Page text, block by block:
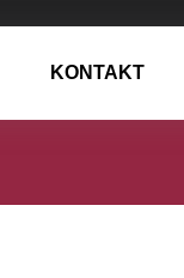
KONTAKT